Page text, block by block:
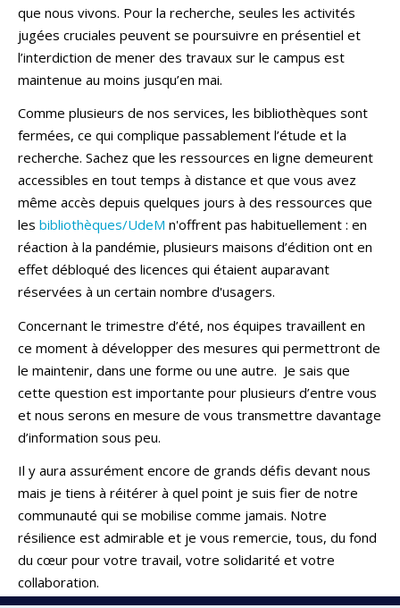
que nous vivons. Pour la recherche, seules les activités
jugées cruciales peuvent se poursuivre en présentiel et
l’interdiction de mener des travaux sur le campus est
maintenue au moins jusqu’en mai.
Comme plusieurs de nos services, les bibliothèques sont
fermées, ce qui complique passablement l’étude et la
recherche. Sachez que les ressources en ligne demeurent
accessibles en tout temps à distance et que vous avez
même accès depuis quelques jours à des ressources que
les bibliothèques/UdeM n'offrent pas habituellement : en
réaction à la pandémie, plusieurs maisons d’édition ont en
effet débloqué des licences qui étaient auparavant
réservées à un certain nombre d'usagers.
Concernant le trimestre d’été, nos équipes travaillent en
ce moment à développer des mesures qui permettront de
le maintenir, dans une forme ou une autre. Je sais que
cette question est importante pour plusieurs d’entre vous
et nous serons en mesure de vous transmettre davantage
d’information sous peu.
Il y aura assurément encore de grands défis devant nous
mais je tiens à réitérer à quel point je suis fier de notre
communauté qui se mobilise comme jamais. Notre
résilience est admirable et je vous remercie, tous, du fond
du cœur pour votre travail, votre solidarité et votre
collaboration.